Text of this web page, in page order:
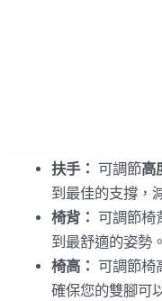
扶手： 可調節高
到最佳的支撐，
椅背： 可調節椅
到最舒適的姿勢。
椅高： 可調節椅
確保您的雙腳可